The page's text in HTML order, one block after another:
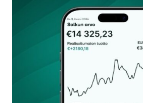
Kommentti*
Nimesi tai nimimerkkisi